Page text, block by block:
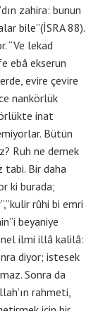
zahira: bunun
bile”(İSRA 88).
“Ve lekad
ebâ ekserun
evire çevire
nankörlük
inat
Bütün
Ruh ne demek
tabi. Bir daha
ki burada;
rûhi bi emri
beyaniye
ilmi illâ kalilâ:
diyor; istesek
Sonra da
rahmeti,